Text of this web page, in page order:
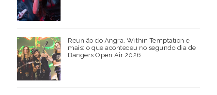
Reunião do Angra, Within Temptation e
mais: o que aconteceu no segundo dia de
Bangers Open Air 2026